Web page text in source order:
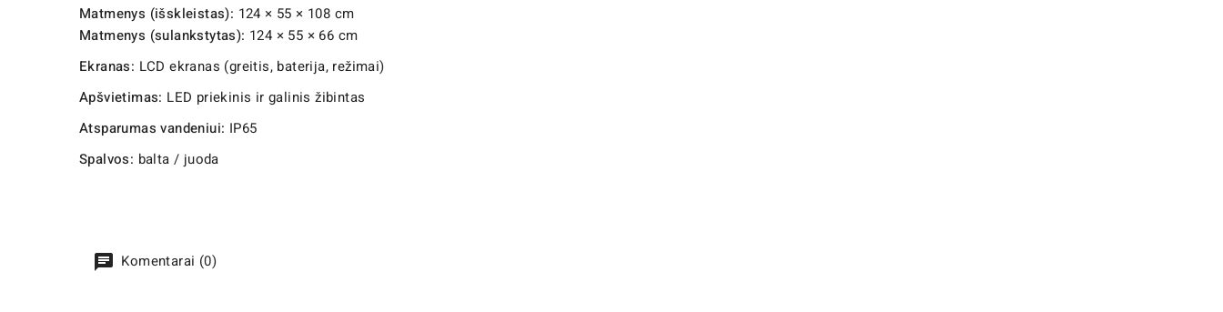
Matmenys (išskleistas): 124 × 55 × 108 cm
Matmenys (sulankstytas): 124 × 55 × 66 cm
Ekranas: LCD ekranas (greitis, baterija, režimai)
Apšvietimas: LED priekinis ir galinis žibintas
Atsparumas vandeniui: IP65
Spalvos: balta / juoda
Komentarai (0)